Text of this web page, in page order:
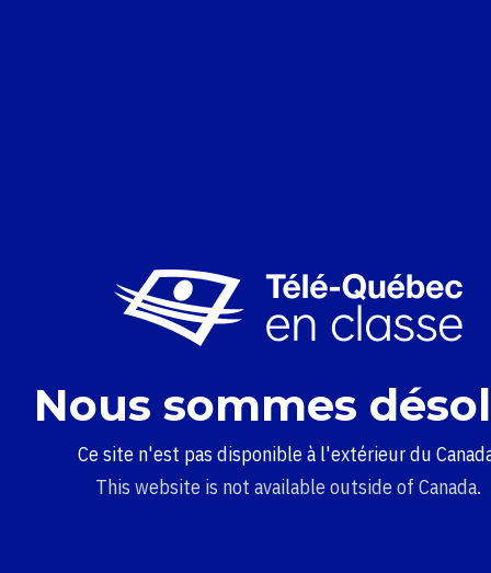
Nous sommes
Ce site n'est pas disponible à l'extérieur du
This website is not available outside of Canada.